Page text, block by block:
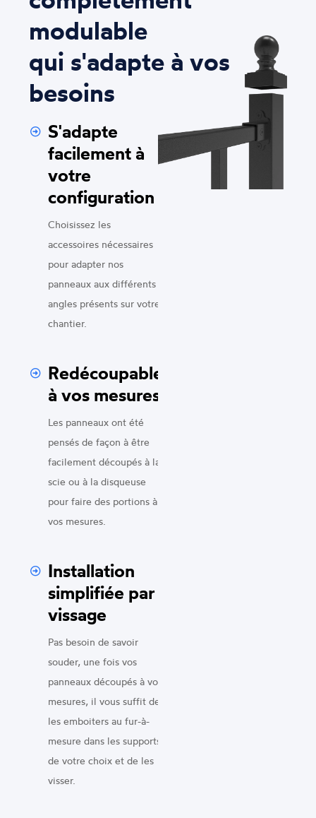
modulable
qui s'adapte à vos
besoins
S'adapte
facilement à
votre
configuration
Choisissez les
accessoires nécessaires
pour adapter nos
panneaux aux différents
angles présents sur votre
chantier.
Redécoupable
à vos mesures
Les panneaux ont été
pensés de façon à être
facilement découpés à la
scie ou à la disqueuse
pour faire des portions à
vos mesures.
Installation
simplifiée par
vissage
Pas besoin de savoir
souder, une fois vos
panneaux découpés à vos
mesures, il vous suffit de
les emboiters au fur-à-
mesure dans les supports
de votre choix et de les
visser.